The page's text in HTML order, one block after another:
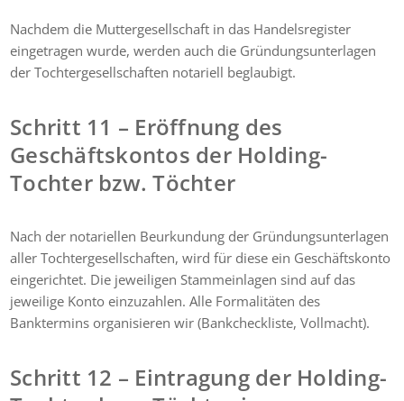
Nachdem die Muttergesellschaft in das Handelsregister
eingetragen wurde, werden auch die Gründungsunterlagen
der Tochtergesellschaften notariell beglaubigt.
Schritt 11 – Eröffnung des
Geschäftskontos der Holding-
Tochter bzw. Töchter
Nach der notariellen Beurkundung der Gründungsunterlagen
aller Tochtergesellschaften, wird für diese ein Geschäftskonto
eingerichtet. Die jeweiligen Stammeinlagen sind auf das
jeweilige Konto einzuzahlen. Alle Formalitäten des
Banktermins organisieren wir (Bankcheckliste, Vollmacht).
Schritt 12 – Eintragung der Holding-